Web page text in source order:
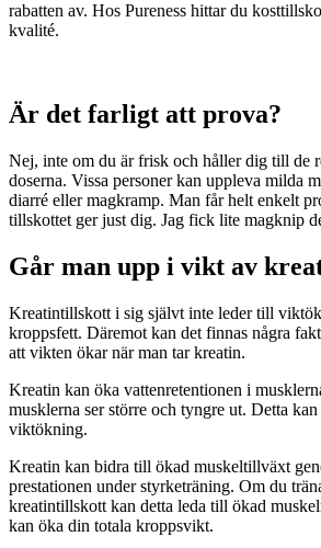
rabatten av. Hos Pureness hittar du
kvalité.
Är det farligt att prova?
Nej, inte om du är frisk och håller dig till de
doserna. Vissa personer kan uppleva milda
diarré eller magkramp. Man får helt enkelt
tillskottet ger just dig. Jag fick lite magknip
Går man upp i vikt av
Kreatintillskott i sig självt inte leder till
kroppsfett. Däremot kan det finnas några
att vikten ökar när man tar kreatin.
Kreatin kan öka vattenretentionen i
musklerna ser större och tyngre ut. Detta
viktökning.
Kreatin kan bidra till ökad muskeltillväxt
prestationen under styrketräning. Om du
kreatintillskott kan detta leda till ökad
kan öka din totala kroppsvikt.